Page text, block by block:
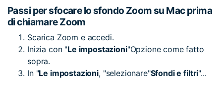
Passi per sfocare lo sfondo Zoom su Mac prima
di chiamare Zoom
Scarica Zoom e accedi.
Inizia con "Le impostazioni"Opzione come fatto
sopra.
In "Le impostazioni, "selezionare"Sfondi e filtri"...